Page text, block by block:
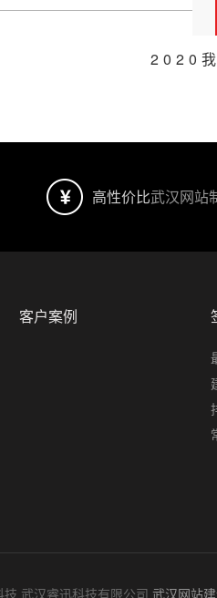
2020我
高性价比武汉网站
客户案例
武汉睿迅科技有限公司 武汉网站